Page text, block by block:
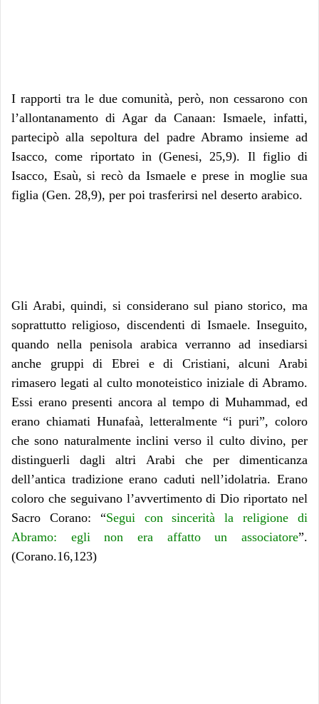
I rapporti tra le due comunità, però, non cessarono con
l’allontanamento di Agar da Canaan: Ismaele, infatti,
partecipò alla sepoltura del padre Abramo insieme ad
Isacco, come riportato in (Genesi, 25,9). Il figlio di
Isacco, Esaù, si recò da Ismaele e prese in moglie sua
figlia (Gen. 28,9), per poi trasferirsi nel deserto arabico.
Gli Arabi, quindi, si considerano sul piano storico, ma
soprattutto religioso, discendenti di Ismaele. Inseguito,
quando nella penisola arabica verranno ad insediarsi
anche gruppi di Ebrei e di Cristiani, alcuni Arabi
rimasero legati al culto monoteistico iniziale di Abramo.
Essi erano presenti ancora al tempo di Muhammad, ed
erano chiamati Hunafaà, letteralmente “i puri”, coloro
che sono naturalmente inclini verso il culto divino, per
distinguerli dagli altri Arabi che per dimenticanza
dell’antica tradizione erano caduti nell’idolatria. Erano
coloro che seguivano l’avvertimento di Dio riportato nel
Sacro Corano: “Segui con sincerità la religione di
Abramo: egli non era affatto un associatore”.
(Corano.16,123)